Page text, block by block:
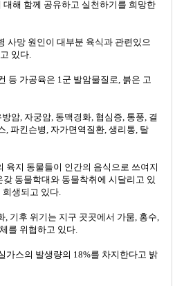
해 함께 공유하고 실천하기를 희망한
사망 원인이 대부분 육식과 관련있으
있다.
등 가공육은 1군 발암물질로, 붉은 고
암, 자궁암, 동맥경화, 협심증, 통풍, 결
, 파킨슨병, 자가면역질환, 생리통, 탈
육지 동물들이 인간의 음식으로 쓰여지
동물학대와 동물착취에 시달리고 있
희생되고 있다.
기후 위기는 지구 곳곳에서 가뭄, 홍수,
를 위협하고 있다.
가스의 발생량의 18%를 차지한다고 밝